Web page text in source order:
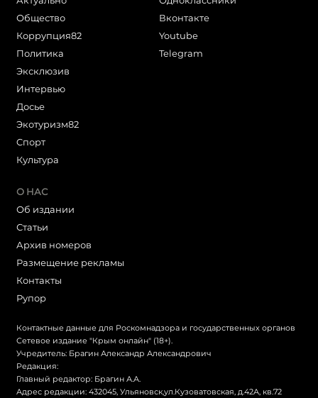
Общество
Коррупция82
Политика
Эксклюзив
Интервью
Досье
Экотуризм82
Cпорт
Культура
Вконтакте
Youtube
Telegram
О НАС
Об издании
Статьи
Архив номеров
Размещение рекламы
Контакты
Рупор
Контактные данные для Роскомнадзора и государственных органов
Сетевое издание "Крым онлайн" (18+).
Учредитель: Брагин Александр Александрович
Редакция:
Главный редактор: Брагин А.А.
Адрес редакции: 432045, Ульяновск,ул.Кузоватовская, д.42А, кв.72